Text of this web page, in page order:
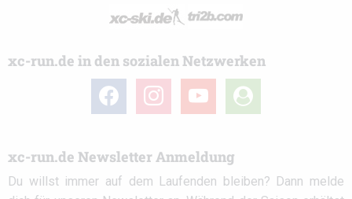
xc-run.de in den sozialen Netzwerken
facebook instagramyoutube
user-
circle
xc-run.de Newsletter Anmeldung
Du willst immer auf dem Laufenden bleiben? Dann melde